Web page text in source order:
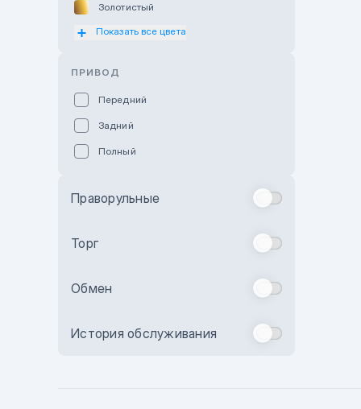
Золотистый
Оранжевый
Бежевый
Комбинированный
Показать все цвета
ПРИВОД
Передний
Задний
Полный
Праворульные
Торг
Обмен
История обслуживания